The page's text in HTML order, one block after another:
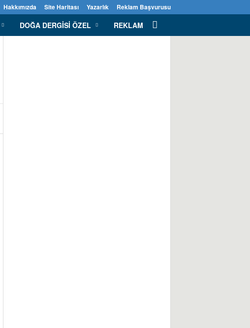
Hakkımızda Site Haritası Yazarlık Reklam Başvurusu
DOĞA DERGISI ÖZEL REKLAM